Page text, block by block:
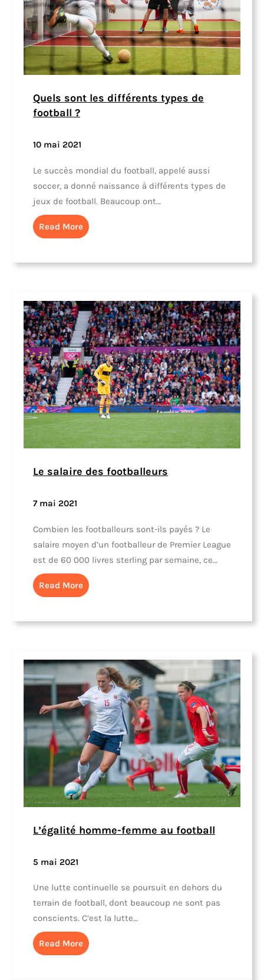
Quels sont les différents types de
football ?
10 mai 2021
Le succès mondial du football, appelé aussi
soccer, a donné naissance à différents types de
jeux de football. Beaucoup ont…
Read More
Le salaire des footballeurs
7 mai 2021
Combien les footballeurs sont-ils payés ? Le
salaire moyen d’un footballeur de Premier League
est de 60 000 livres sterling par semaine, ce…
Read More
L’égalité homme-femme au football
5 mai 2021
Une lutte continuelle se poursuit en dehors du
terrain de football, dont beaucoup ne sont pas
conscients. C’est la lutte…
Read More